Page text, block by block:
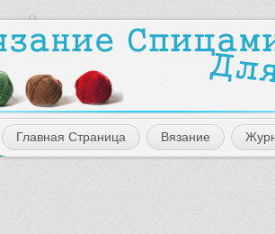
Главная Страница Вязание